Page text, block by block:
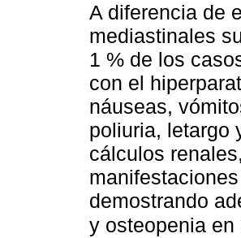
A diferencia de
mediastinales
1 % de los
con el
náuseas,
poliuria, letargo
cálculos
demostrando
y osteopenia